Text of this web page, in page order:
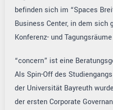
befinden sich im “Spaces
Business Center, in dem sich
Konferenz- und
“con­cern” ist eine
Als Spin-Off des
der Uni­ver­si­tät Bay­reuth
der ersten Corporate